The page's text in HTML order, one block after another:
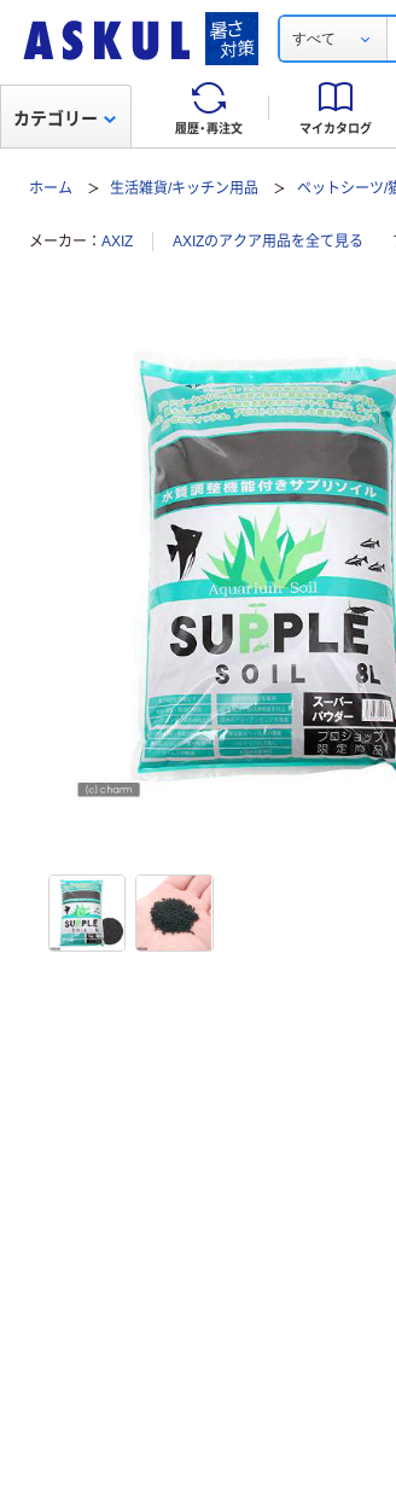
すべて
履歴・再注文 マイカタログ
カテゴリー
ホーム 生活雑貨/キッチン用品 ペットシーツ/
メーカー AXIZ AXIZのアクア用品を全て見る